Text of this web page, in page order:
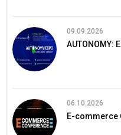
09.09.2026
AUTONOMY:
06.10.2026
E-commerce